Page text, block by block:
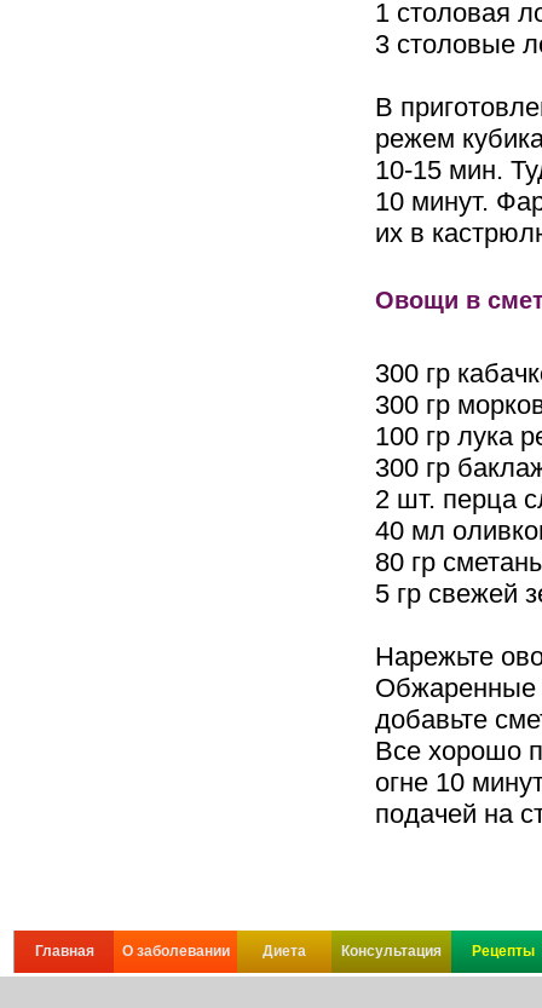
1 столовая
3 столовые
В
режем
10-15 мин.
10 минут.
их в
Овощи в
300 гр
300 гр
100 гр лука
300 гр
2 шт. перца
40 мл
80 гр
5 гр свежей
Нарежьте
Обжаренные
добавьте
Все хорошо
огне 10
подачей на
Главная О заболевании Диета Консультация Рецепты